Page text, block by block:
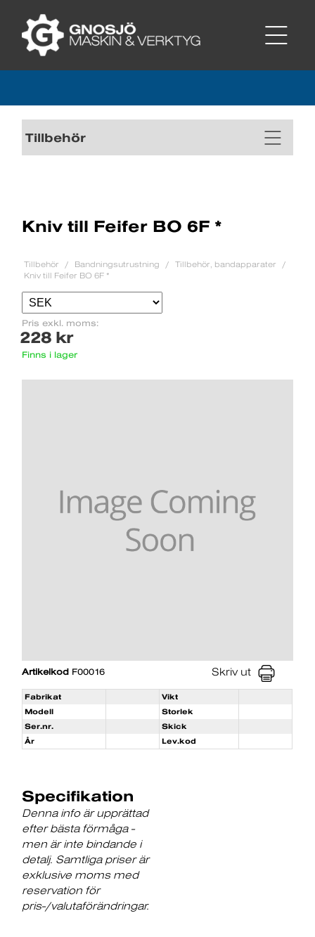
Tillbehör
Kniv till Feifer BO 6F *
Tillbehör Bandningsutrustning
Tillbehör, bandapparater
Kniv till Feifer BO 6F *
Pris exkl. moms:
228 kr
Finns i lager
Artikelkod F00016 Skriv ut
Fabrikat
Vikt
Modell
Storlek
Ser.nr.
Skick
År
Lev.kod
Specifikation
Denna info är upprättad
efter bästa förmåga -
men är inte bindande i
detalj. Samtliga priser är
exklusive moms med
reservation för
pris-/valutaförändringar.